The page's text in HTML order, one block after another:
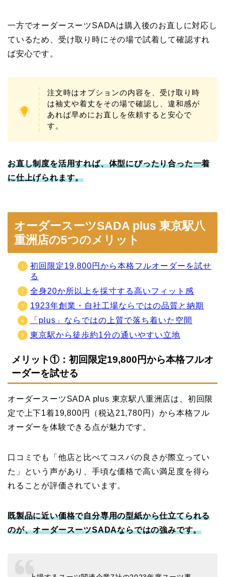
一方でオーダースーツSADAは購入後のお直しに対応し
ているため、受け取り時にその場で試着して確認すれ
ば安心です。
注文時はオプションの内容を、受け取り時
は袖丈や着丈をその場で確認し、違和感が
あれば早めにお直しを依頼すると安心で
す。
お直し制度を活用すれば、体型にぴったり合った一着
に仕上げられます。
オーダースーツSADA plus 東京駅八
重洲店の5つのメリット
初回限定19,800円から本格フルオーダーを試せ
る
全身20か所以上を採寸する高いフィット感
1923年創業・自社工場ならではの品質と納期
「plus」ならではの上質で落ち着いた空間
東京駅から徒歩約1分の通いやすい立地
メリット①：初回限定19,800円から本格フルオ
ーダーを試せる
オーダースーツSADA plus 東京駅八重洲店は、初回限
定で上下1着19,800円（税込21,780円）から本格フル
オーダーを体験できる点が魅力です。
口コミでも「他店と比べてコスパの良さが際立ってい
た」という声があり、手頃な価格で高い満足度を得ら
れることが評価されています。
既製品に近い価格で自分専用の型紙から仕立てられる
のが、オーダースーツSADAならではの強みです。